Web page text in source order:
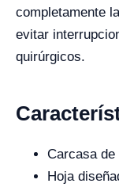
completamente
evitar
quirúrgicos.
Carcasa
Hoja